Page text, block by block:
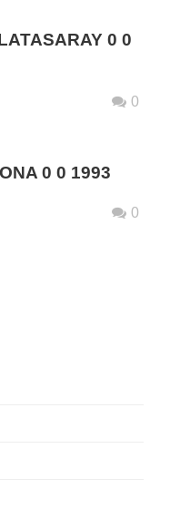
0 0
0
0 0 1993
0